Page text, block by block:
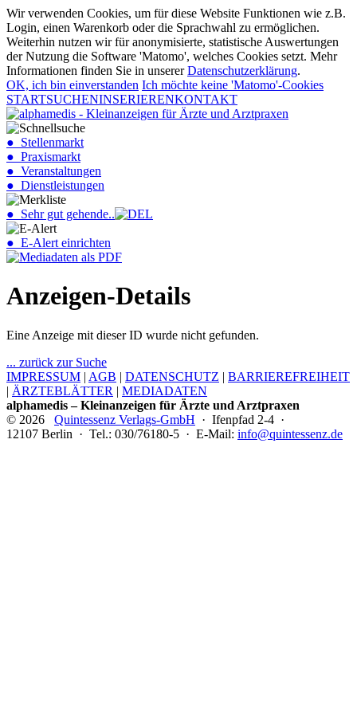
Wir verwenden Cookies, um für diese Website Funktionen wie z.B.
Login, einen Warenkorb oder die Sprachwahl zu ermöglichen.
Weiterhin nutzen wir für anonymisierte, statistische Auswertungen
der Nutzung die Software 'Matomo', welches Cookies setzt. Mehr
Informationen finden Sie in unsererDatenschutzerklärung.
OK, ich bin einverstanden Ich möchte keine 'Matomo'-Cookies
STARTSUCHENINSERIERENKONTAKT
● Stellenmarkt
● Praxismarkt
● Veranstaltungen
● Dienstleistungen
● Sehr gut gehende..
● E-Alert einrichten
Anzeigen-Details
Eine Anzeige mit dieser ID wurde nicht gefunden.
... zurück zur Suche
IMPRESSUM | AGB | DATENSCHUTZ | BARRIEREFREIHEIT
| ÄRZTEBLÄTTER | MEDIADATEN
alphamedis – Kleinanzeigen für Ärzte und Arztpraxen
© 2026 Quintessenz Verlags-GmbH · Ifenpfad 2-4 ·
12107 Berlin · Tel.: 030/76180-5 · E-Mail: info@quintessenz.de